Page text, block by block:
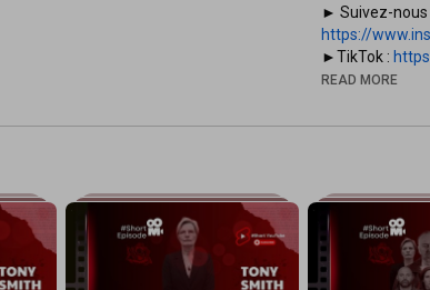
https://
►TikTok :
► Facebook :
Pictures :
► Site officiel
► IMDb :
► Spotify :
►
#Short
READ MORE